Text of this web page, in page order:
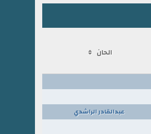
الحان
عبدالقادر الراشدي